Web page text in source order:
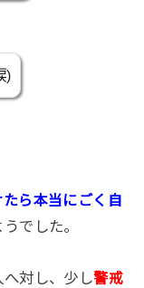
)
ら本当にごく自
でした。
対し、少し警戒